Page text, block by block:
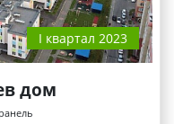
I квартал 2023
дом